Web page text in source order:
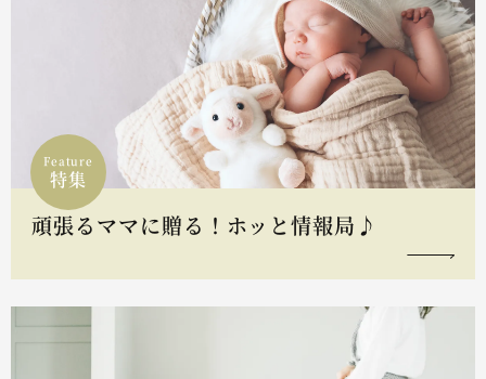
Feature
特集
頑張るママに贈る！ホッと情報局♪